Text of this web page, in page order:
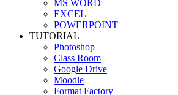
MS WORD
EXCEL
POWERPOINT
TUTORIAL
Photoshop
Class Room
Google Drive
Moodle
Format Factory